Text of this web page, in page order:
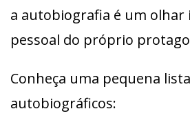
a autobiografia é um olhar
pessoal do próprio
Conheça uma pequena
autobiográficos: